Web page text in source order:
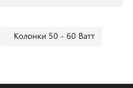
Колонки 50 - 60 Ватт